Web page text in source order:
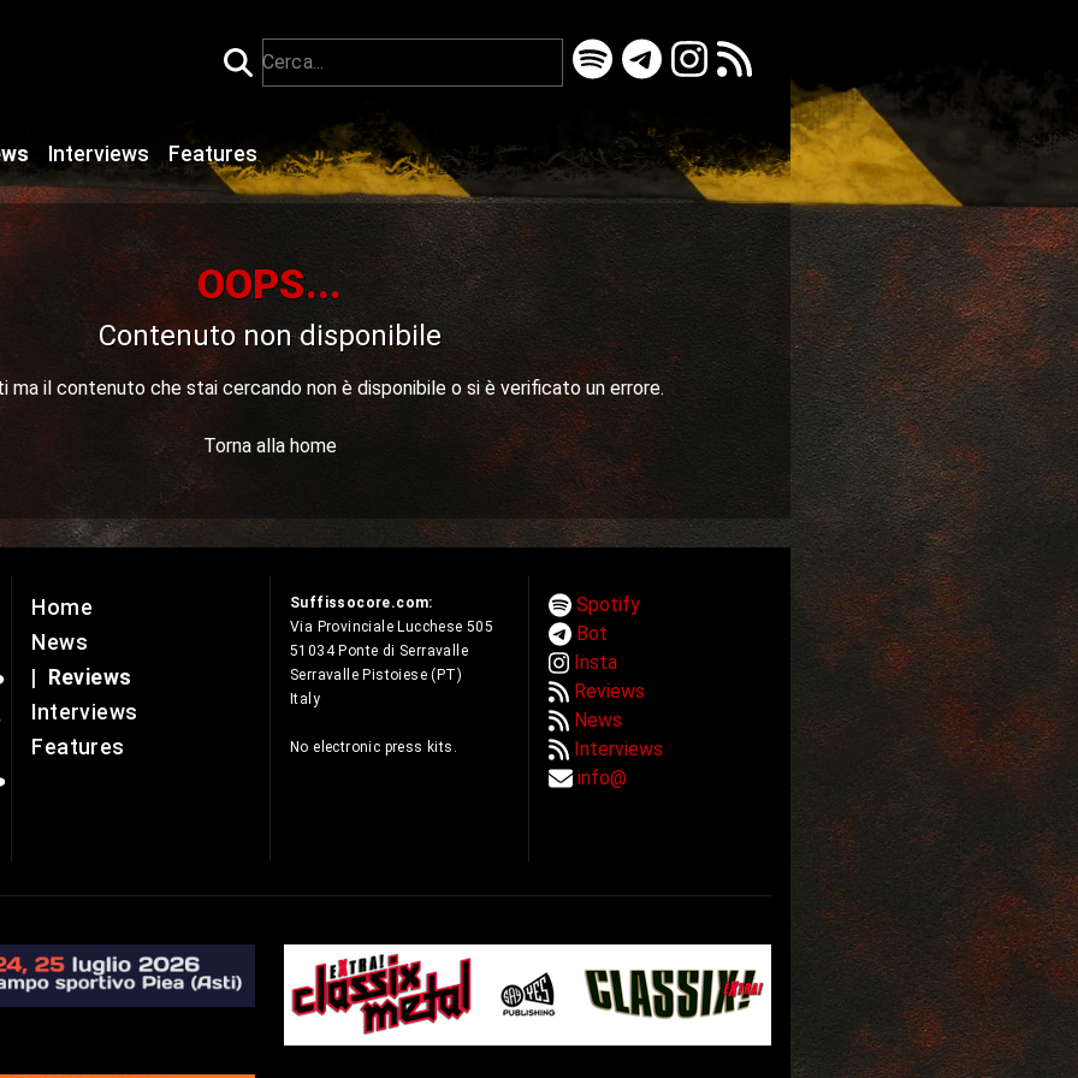
Interviews Features
OOPS...
Contenuto non disponibile
ma il contenuto che stai cercando non è disponibile o si è verificato un errore.
Torna alla home
Home
News
Reviews
Interviews
Features
Suffissocore.com:
Via Provinciale Lucchese 505
51034 Ponte di Serravalle
Serravalle Pistoiese (PT)
Italy
No electronic press kits.
Spotify
Bot
Insta
Reviews
News
Interviews
info@